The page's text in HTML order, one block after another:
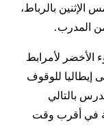
الإثنين بالرباط،
المدرب.
الأخضر لأمرابط
إيطاليا للوقوف
بالتالي
في أقرب وقت